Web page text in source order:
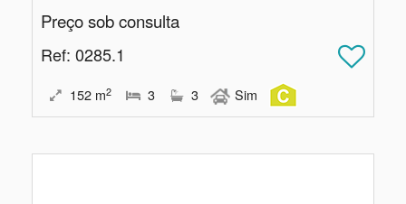
Preço sob consulta
Ref: 0285.1
152 m2 3 3 Sim